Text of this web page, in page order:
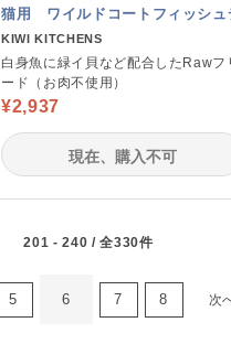
猫用 ワイルドコートフィッシュ
KIWI KITCHENS
白身魚に緑イ貝など配合したRawフ
ード（お肉不使用）
¥2,937
現在、購入不可
201 - 240 / 全330件
5 6 7 8 次